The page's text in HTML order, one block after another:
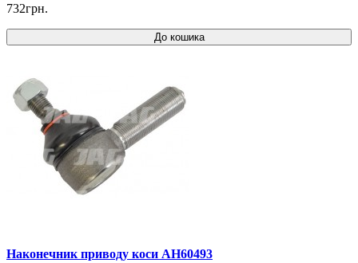
732грн.
До кошика
Наконечник приводу коси AH60493